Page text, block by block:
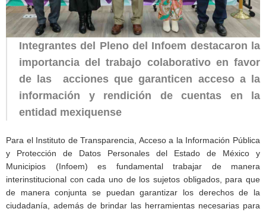
Integrantes del Pleno del Infoem destacaron la
importancia del trabajo colaborativo en favor
de las acciones que garanticen acceso a la
información y rendición de cuentas en la
entidad mexiquense
Para el Instituto de Transparencia, Acceso a la Información Pública
y Protección de Datos Personales del Estado de México y
Municipios (Infoem) es fundamental trabajar de manera
interinstitucional con cada uno de los sujetos obligados, para que
de manera conjunta se puedan garantizar los derechos de la
ciudadanía, además de brindar las herramientas necesarias para